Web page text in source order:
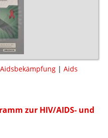
Aidsbekämpfung | Aids
zur HIV/AIDS- und